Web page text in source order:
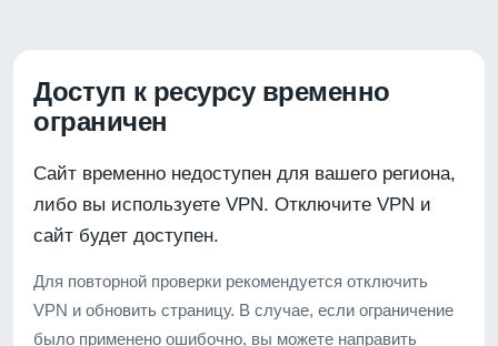
Доступ к ресурсу временно
ограничен
Сайт временно недоступен для вашего региона,
либо вы используете VPN. Отключите VPN и
сайт будет доступен.
Для повторной проверки рекомендуется отключить
VPN и обновить страницу. В случае, если ограничение
было применено ошибочно, вы можете направить